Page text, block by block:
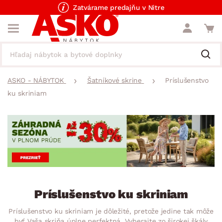
Zatvárame predajňu v Nitre
ASKO - NÁBYTOK Šatníkové skrine
Príslušenstvo
ku skriniam
Príslušenstvo ku skriniam
Príslušenstvo ku skriniam je dôležité, pretože jedine tak môže